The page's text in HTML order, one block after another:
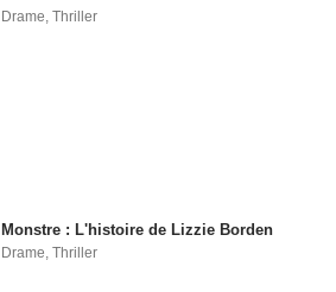
Drame,Thriller
Monstre : L'histoire de Lizzie Borden
Drame ,Thriller